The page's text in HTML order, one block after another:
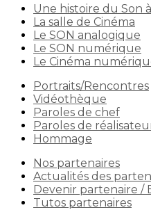
Une histoire du Son
La salle de Cinéma
Le SON analogique
Le SON numérique
Le Cinéma
Portraits/Rencontres
Vidéothèque
Paroles de chef
Paroles de
Hommage
Nos partenaires
Actualités des
Devenir partenaire /
Tutos partenaires